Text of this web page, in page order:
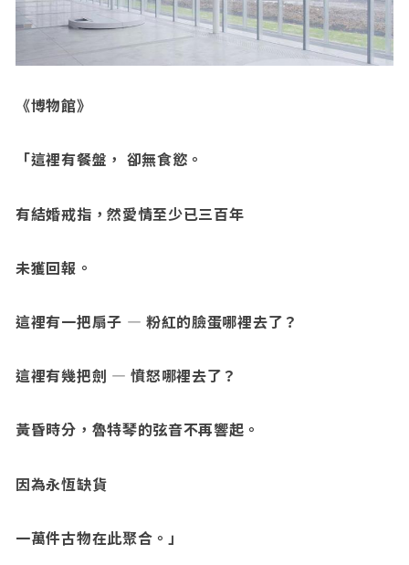
《博物館》
「這裡有餐盤， 卻無食慾。
有結婚戒指，然愛情至少已三百年
未獲回報。
這裡有一把扇子 — 粉紅的臉蛋哪裡去了？
這裡有幾把劍 — 憤怒哪裡去了？
黃昏時分，魯特琴的弦音不再響起。
因為永恆缺貨
一萬件古物在此聚合。」